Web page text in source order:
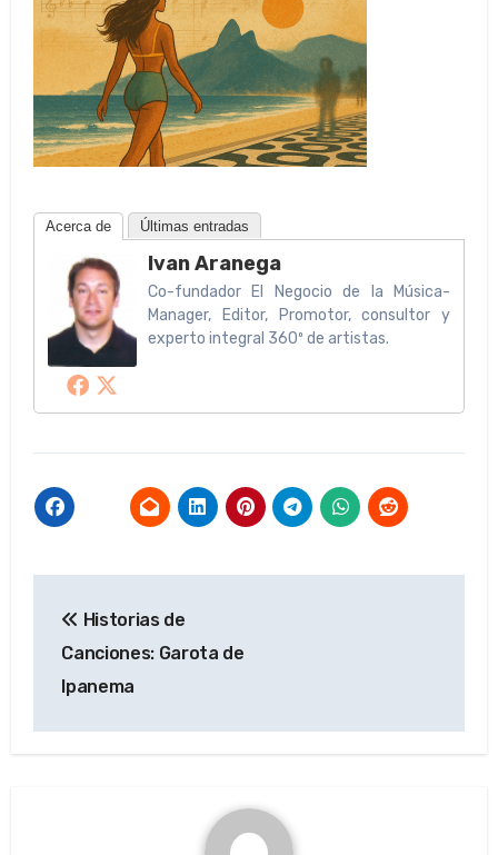
Acerca de Últimas entradas
Ivan Aranega
Co-fundador El Negocio de la Música-
Manager, Editor, Promotor, consultor y
experto integral 360º de artistas.
de
entradas
Historias de
Canciones: Garota de
Ipanema